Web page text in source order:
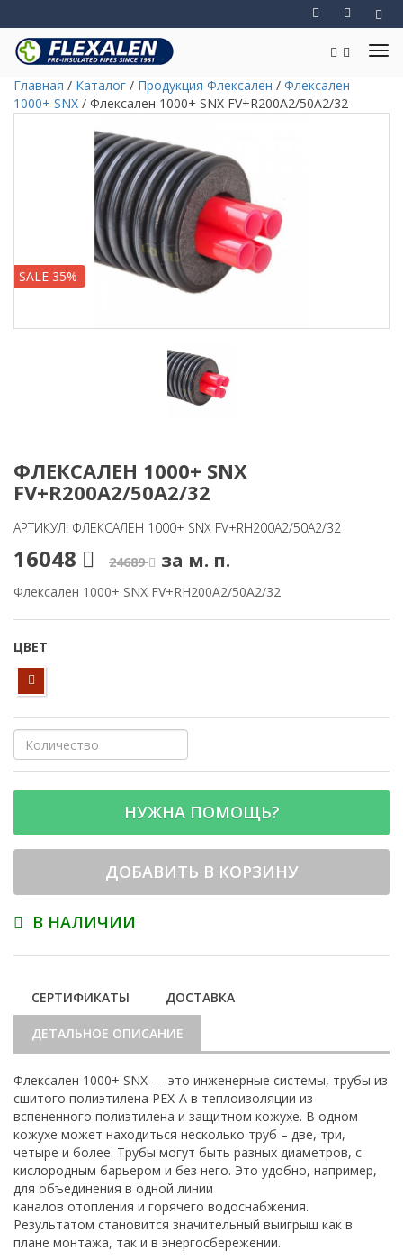
Главная / Каталог / Продукция Флексален / Флексален
1000+ SNX / Флексален 1000+ SNX FV+R200A2/50A2/32
SALE 35%
ФЛЕКСАЛЕН 1000+ SNX
FV+R200A2/50A2/32
АРТИКУЛ: ФЛЕКСАЛЕН 1000+ SNX FV+RH200A2/50A2/32
16048 24689 за м. п.
Флексален 1000+ SNX FV+RH200A2/50A2/32
ЦВЕТ
НУЖНА ПОМОЩЬ?
ДОБАВИТЬ В КОРЗИНУ
В НАЛИЧИИ
СЕРТИФИКАТЫ ДОСТАВКА
ДЕТАЛЬНОЕ ОПИСАНИЕ
Флексален 1000+ SNX — это инженерные системы, трубы из
сшитого полиэтилена PEX-A в теплоизоляции из
вспененного полиэтилена и защитном кожухе. В одном
кожухе может находиться несколько труб – две, три,
четыре и более. Трубы могут быть разных диаметров, с
кислородным барьером и без него. Это удобно, например,
для объединения в одной линии
каналов отопления и горячего водоснабжения.
Результатом становится значительный выигрыш как в
плане монтажа, так и в энергосбережении.